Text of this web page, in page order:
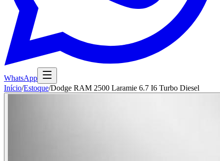
WhatsApp
Início/Estoque/Dodge RAM 2500 Laramie 6.7 I6 Turbo Diesel